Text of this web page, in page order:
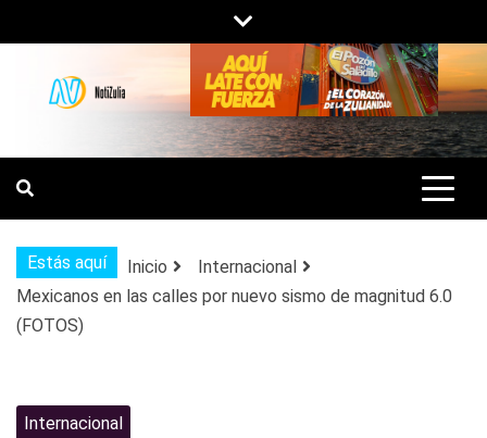
al
contenido
NOTIZULIA
NOTICIAS DEL ZULIA, VENEZUELA Y
DE INTERÉS GENERAL.
Estás aquí Inicio
Internacional
Mexicanos en las calles por nuevo sismo de magnitud 6.0
(FOTOS)
Internacional